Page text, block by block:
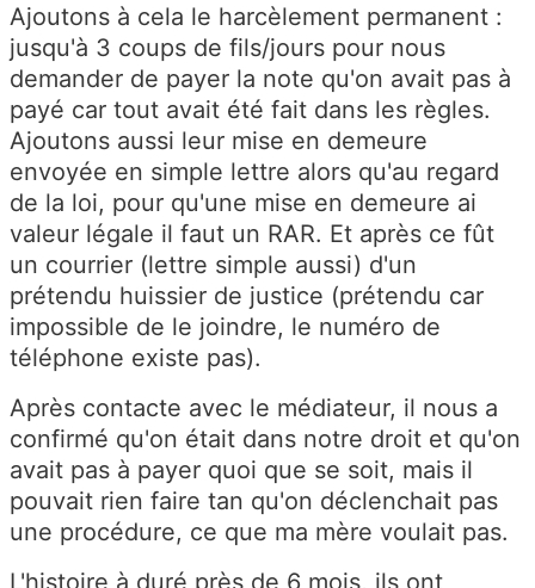
Ajoutons à cela le harcèlement permanent :
jusqu'à 3 coups de fils/jours pour nous
demander de payer la note qu'on avait pas à
payé car tout avait été fait dans les règles.
Ajoutons aussi leur mise en demeure
envoyée en simple lettre alors qu'au regard
de la loi, pour qu'une mise en demeure ai
valeur légale il faut un RAR. Et après ce fût
un courrier (lettre simple aussi) d'un
prétendu huissier de justice (prétendu car
impossible de le joindre, le numéro de
téléphone existe pas).
Après contacte avec le médiateur, il nous a
confirmé qu'on était dans notre droit et qu'on
avait pas à payer quoi que se soit, mais il
pouvait rien faire tan qu'on déclenchait pas
une procédure, ce que ma mère voulait pas.
L'histoire à duré près de 6 mois, ils ont